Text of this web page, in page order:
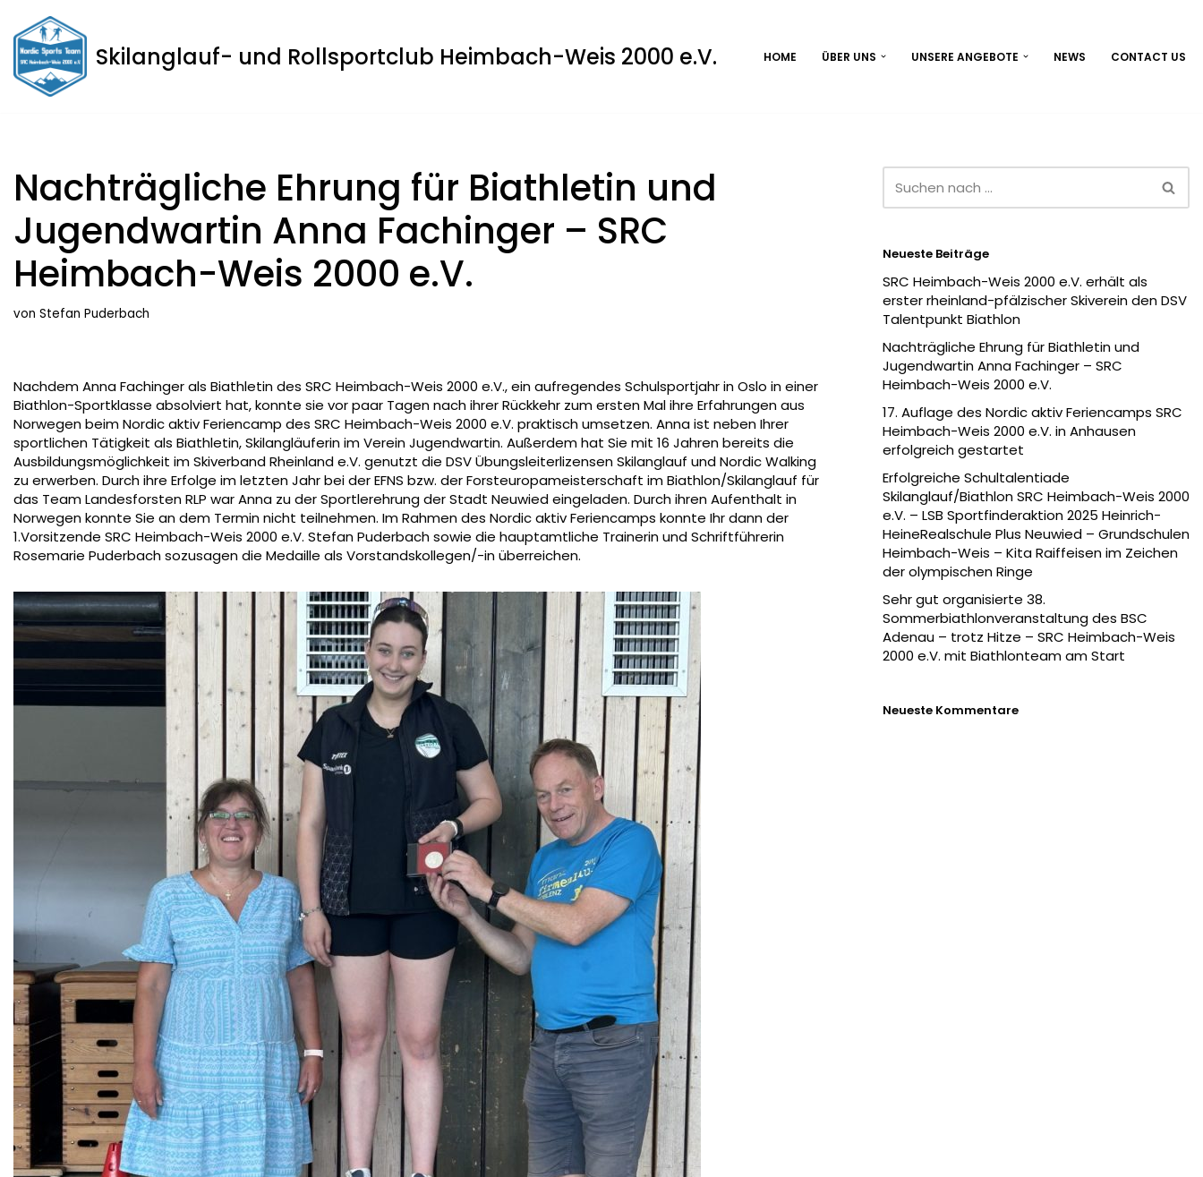
Zum
Inhalt
springen
Skilanglauf- und Rollsportclub Heimbach-Weis 2000 e.V. HOME ÜBER UNS UNSERE ANGEBOTE NEWS CONTACT US
Nachträgliche Ehrung für Biathletin und
Jugendwartin Anna Fachinger – SRC
Heimbach-Weis 2000 e.V.
von Stefan Puderbach
Nachdem Anna Fachinger als Biathletin des SRC Heimbach-Weis 2000 e.V., ein aufregendes Schulsportjahr in Oslo in einer
Biathlon-Sportklasse absolviert hat, konnte sie vor paar Tagen nach ihrer Rückkehr zum ersten Mal ihre Erfahrungen aus
Norwegen beim Nordic aktiv Feriencamp des SRC Heimbach-Weis 2000 e.V. praktisch umsetzen. Anna ist neben Ihrer
sportlichen Tätigkeit als Biathletin, Skilangläuferin im Verein Jugendwartin. Außerdem hat Sie mit 16 Jahren bereits die
Ausbildungsmöglichkeit im Skiverband Rheinland e.V. genutzt die DSV Übungsleiterlizensen Skilanglauf und Nordic Walking
zu erwerben. Durch ihre Erfolge im letzten Jahr bei der EFNS bzw. der Forsteuropameisterschaft im Biathlon/Skilanglauf für
das Team Landesforsten RLP war Anna zu der Sportlerehrung der Stadt Neuwied eingeladen. Durch ihren Aufenthalt in
Norwegen konnte Sie an dem Termin nicht teilnehmen. Im Rahmen des Nordic aktiv Feriencamps konnte Ihr dann der
1.Vorsitzende SRC Heimbach-Weis 2000 e.V. Stefan Puderbach sowie die hauptamtliche Trainerin und Schriftführerin
Rosemarie Puderbach sozusagen die Medaille als Vorstandskollegen/-in überreichen.
Neueste Beiträge
SRC Heimbach-Weis 2000 e.V. erhält als
erster rheinland-pfälzischer Skiverein den DSV
Talentpunkt Biathlon
Nachträgliche Ehrung für Biathletin und
Jugendwartin Anna Fachinger – SRC
Heimbach-Weis 2000 e.V.
17. Auflage des Nordic aktiv Feriencamps SRC
Heimbach-Weis 2000 e.V. in Anhausen
erfolgreich gestartet
Erfolgreiche Schultalentiade
Skilanglauf/Biathlon SRC Heimbach-Weis 2000
e.V. – LSB Sportfinderaktion 2025 Heinrich-
HeineRealschule Plus Neuwied – Grundschulen
Heimbach-Weis – Kita Raiffeisen im Zeichen
der olympischen Ringe
Sehr gut organisierte 38.
Sommerbiathlonveranstaltung des BSC
Adenau – trotz Hitze – SRC Heimbach-Weis
2000 e.V. mit Biathlonteam am Start
Neueste Kommentare